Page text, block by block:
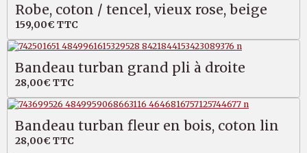
Robe, coton / tencel, vieux rose, beige
159,00€ TTC
Bandeau turban grand pli à droite
28,00€ TTC
Bandeau turban fleur en bois, coton lin
28,00€ TTC